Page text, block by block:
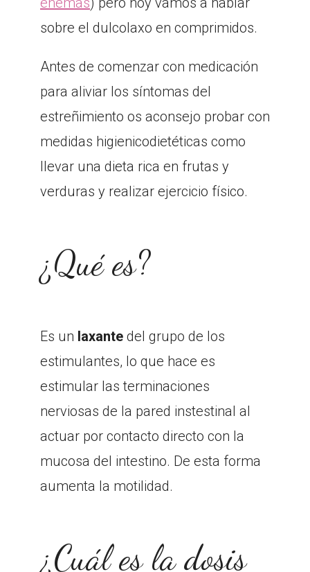
sobre el dulcolaxo en comprimidos.
Antes de comenzar con medicación
para aliviar los síntomas del
estreñimiento os aconsejo probar con
medidas higienicodietéticas como
llevar una dieta rica en frutas y
verduras y realizar ejercicio físico.
¿Qué es?
Es un laxante del grupo de los
estimulantes, lo que hace es
estimular las terminaciones
nerviosas de la pared instestinal al
actuar por contacto directo con la
mucosa del intestino. De esta forma
aumenta la motilidad.
¿Cuál es la dosis